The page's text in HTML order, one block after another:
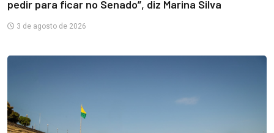
pedir para ficar no Senado”, diz Marina Silva
3 de agosto de 2026